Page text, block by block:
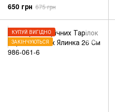
650 грн 675 грн
КУПУЙ ВИГІДНО
ЗАКІНЧУЮТЬСЯ